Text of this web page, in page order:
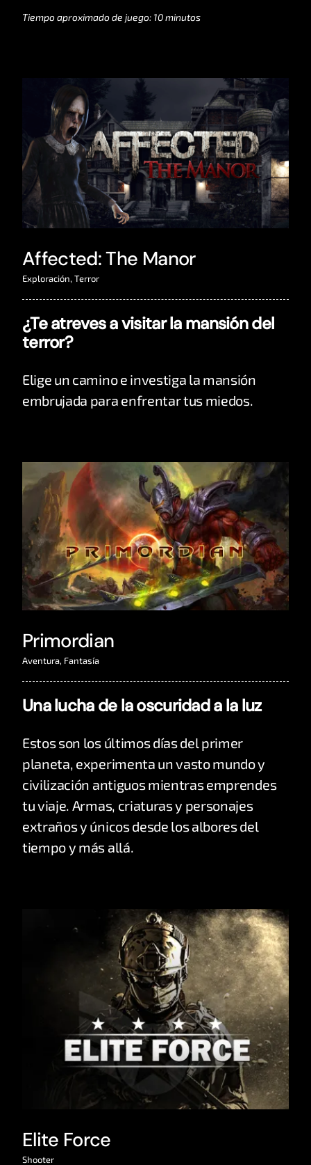
Tiempo aproximado de juego: 10 minutos
Affected: The Manor
Exploración, Terror
¿Te atreves a visitar la mansión del
terror?
Elige un camino e investiga la mansión
embrujada para enfrentar tus miedos.
Primordian
Aventura, Fantasía
Una lucha de la oscuridad a la luz
Estos son los últimos días del primer
planeta, experimenta un vasto mundo y
civilización antiguos mientras emprendes
tu viaje. Armas, criaturas y personajes
extraños y únicos desde los albores del
tiempo y más allá.
Elite Force
Shooter